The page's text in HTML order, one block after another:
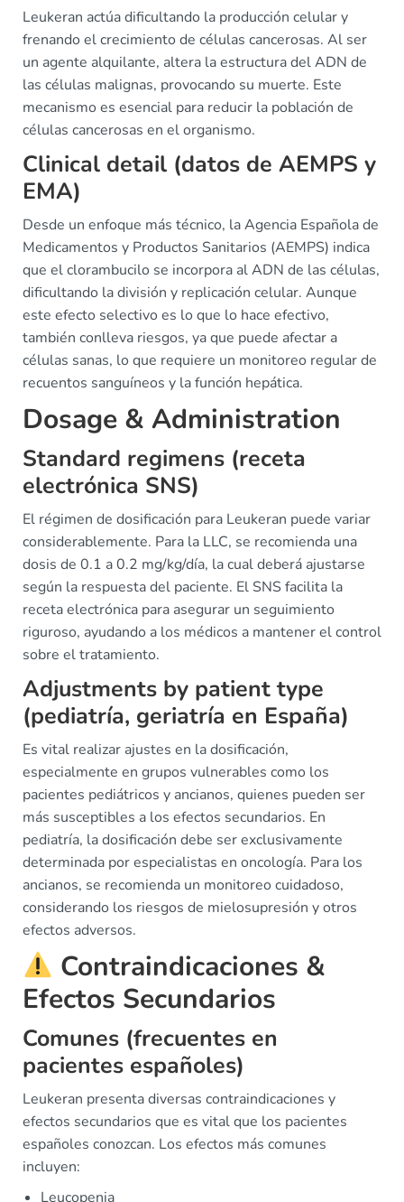
Leukeran actúa dificultando la producción celular y
frenando el crecimiento de células cancerosas. Al ser
un agente alquilante, altera la estructura del ADN de
las células malignas, provocando su muerte. Este
mecanismo es esencial para reducir la población de
células cancerosas en el organismo.
Clinical detail (datos de AEMPS y
EMA)
Desde un enfoque más técnico, la Agencia Española de
Medicamentos y Productos Sanitarios (AEMPS) indica
que el clorambucilo se incorpora al ADN de las células,
dificultando la división y replicación celular. Aunque
este efecto selectivo es lo que lo hace efectivo,
también conlleva riesgos, ya que puede afectar a
células sanas, lo que requiere un monitoreo regular de
recuentos sanguíneos y la función hepática.
Dosage & Administration
Standard regimens (receta
electrónica SNS)
El régimen de dosificación para Leukeran puede variar
considerablemente. Para la LLC, se recomienda una
dosis de 0.1 a 0.2 mg/kg/día, la cual deberá ajustarse
según la respuesta del paciente. El SNS facilita la
receta electrónica para asegurar un seguimiento
riguroso, ayudando a los médicos a mantener el control
sobre el tratamiento.
Adjustments by patient type
(pediatría, geriatría en España)
Es vital realizar ajustes en la dosificación,
especialmente en grupos vulnerables como los
pacientes pediátricos y ancianos, quienes pueden ser
más susceptibles a los efectos secundarios. En
pediatría, la dosificación debe ser exclusivamente
determinada por especialistas en oncología. Para los
ancianos, se recomienda un monitoreo cuidadoso,
considerando los riesgos de mielosupresión y otros
efectos adversos.
Contraindicaciones &
Efectos Secundarios
Comunes (frecuentes en
pacientes españoles)
Leukeran presenta diversas contraindicaciones y
efectos secundarios que es vital que los pacientes
españoles conozcan. Los efectos más comunes
incluyen:
Leucopenia